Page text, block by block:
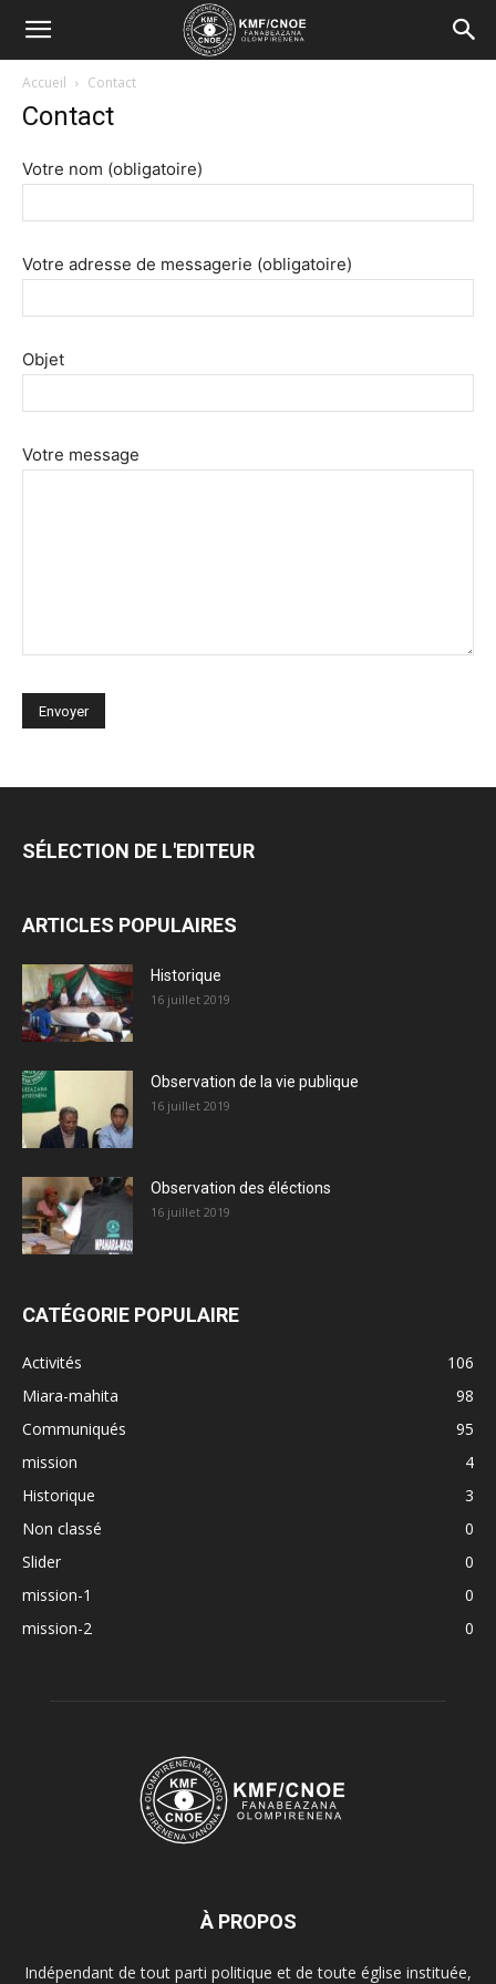
Kmf/Cnoe
Accueil Contact
Contact
Votre nom (obligatoire)
Votre adresse de messagerie (obligatoire)
Objet
Votre message
SÉLECTION DE L'EDITEUR
ARTICLES POPULAIRES
Historique
16 juillet 2019
Observation de la vie publique
16 juillet 2019
Observation des éléctions
16 juillet 2019
CATÉGORIE POPULAIRE
Activités
106
Miara-mahita
98
Communiqués
95
mission
4
Historique
3
Non classé
0
Slider
0
mission-1
0
mission-2
0
À PROPOS
Indépendant de tout parti politique et de toute église instituée,